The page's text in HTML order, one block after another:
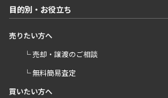
目的別・お役立ち
売りたい方へ
└ 売却・譲渡のご相談
└ 無料簡易査定
買いたい方へ